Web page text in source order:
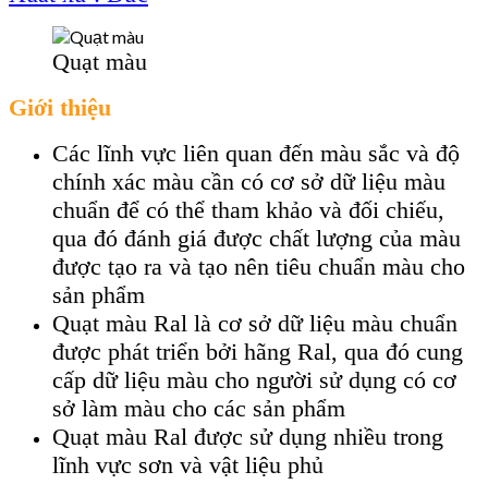
Quạt màu
Giới thiệu
Các lĩnh vực liên quan đến màu sắc và độ
chính xác màu cần có cơ sở dữ liệu màu
chuẩn để có thể tham khảo và đối chiếu,
qua đó đánh giá được chất lượng của màu
được tạo ra và tạo nên tiêu chuẩn màu cho
sản phẩm
Quạt màu Ral là cơ sở dữ liệu màu chuẩn
được phát triển bởi hãng Ral, qua đó cung
cấp dữ liệu màu cho người sử dụng có cơ
sở làm màu cho các sản phẩm
Quạt màu Ral được sử dụng nhiều trong
lĩnh vực sơn và vật liệu phủ